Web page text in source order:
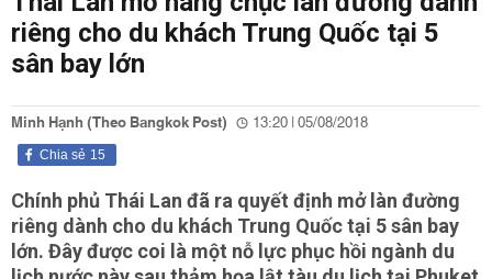
riêng cho du khách Trung Quốc tại 5
sân bay lớn
Minh Hạnh (Theo Bangkok Post) 13:20 | 05/08/2018
15
Chia sẻ
Chính phủ Thái Lan đã ra quyết định mở làn đường
riêng dành cho du khách Trung Quốc tại 5 sân bay
lớn. Đây được coi là một nỗ lực phục hồi ngành du